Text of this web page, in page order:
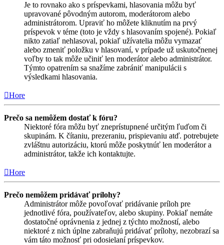
Je to rovnako ako s príspevkami, hlasovania môžu byť
upravované pôvodným autorom, moderátorom alebo
administrátorom. Upraviť ho môžete kliknutím na prvý
príspevok v téme (toto je vždy s hlasovaním spojené). Pokiaľ
nikto zatiaľ nehlasoval, pokiaľ užívatelia môžu vymazať
alebo zmeniť položku v hlasovaní, v prípade už uskutočnenej
voľby to tak môže učiniť len moderátor alebo administrátor.
Týmto opatrením sa snažíme zabrániť manipulácii s
výsledkami hlasovania.
Hore
Prečo sa nemôžem dostať k fóru?
Niektoré fóra môžu byť zneprístupnené určitým ľuďom či
skupinám. K čítaniu, prezeraniu, prispievaniu atď. potrebujete
zvláštnu autorizáciu, ktorú môže poskytnúť len moderátor a
administrátor, takže ich kontaktujte.
Hore
Prečo nemôžem pridávať prílohy?
Administrátor môže povoľovať pridávanie príloh pre
jednotlivé fóra, používateľov, alebo skupiny. Pokiaľ nemáte
dostatočné oprávnenia z jednej z týchto možností, alebo
niektoré z nich úplne zabraňujú pridávať prílohy, nezobrazí sa
vám táto možnosť pri odosielaní príspevkov.